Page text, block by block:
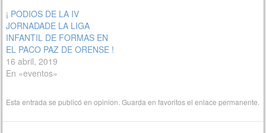
¡ PODIOS DE LA IV
JORNADADE LA LIGA
INFANTIL DE FORMAS EN
EL PACO PAZ DE ORENSE !
16 abril, 2019
En «eventos»
Esta entrada se publicó enopinion . Guarda en favoritos elenlace permanente